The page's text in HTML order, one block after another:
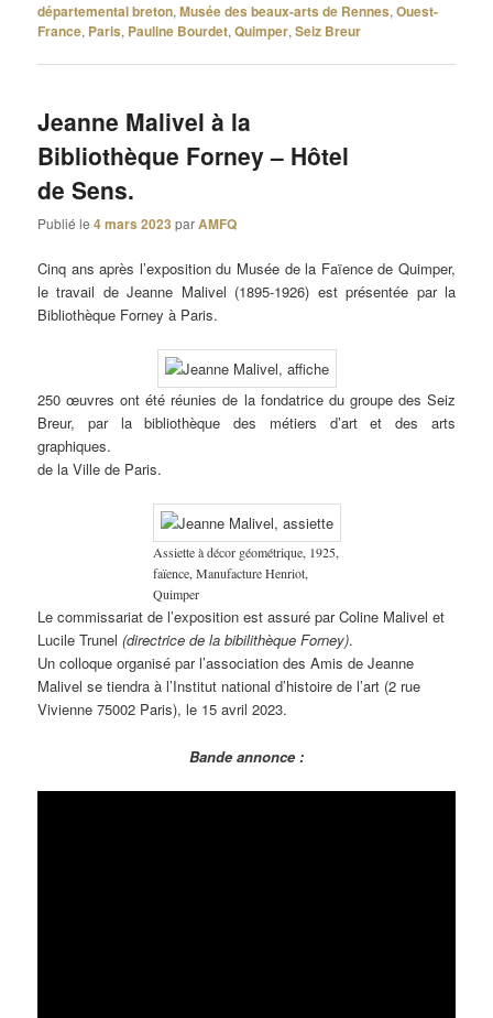
départemental breton,Musée des beaux-arts de Rennes,Ouest-
France, Paris, Pauline Bourdet,Quimper,Seiz Breur
Jeanne Malivel à la
Bibliothèque Forney – Hôtel
de Sens.
Publié le4 mars 2023 parAMFQ
Cinq ans après l’exposition du Musée de la Faïence de Quimper,
le travail de Jeanne Malivel (1895-1926) est présentée par la
Bibliothèque Forney à Paris.
250 œuvres ont été réunies de la fondatrice du groupe des Seiz
Breur, par la bibliothèque des métiers d’art et des arts
graphiques.
de la Ville de Paris.
Assiette à décor géométrique, 1925,
faïence, Manufacture Henriot,
Quimper
Le commissariat de l’exposition est assuré par Coline Malivel et
Lucile Trunel(directrice de la bibilithèque Forney).
Un colloque organisé par l’association des Amis de Jeanne
Malivel se tiendra à l’Institut national d’histoire de l’art (2 rue
Vivienne 75002 Paris), le 15 avril 2023.
Bande annonce :